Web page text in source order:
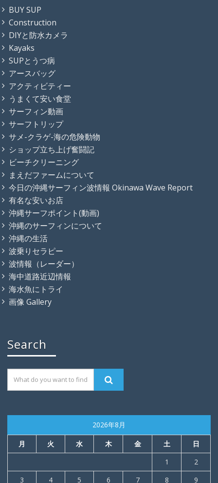
BUY SUP
Construction
DIYと防水カメラ
Kayaks
SUPとうつ病
アースバッグ
アクティビティー
うまくて安い食堂
サーフィン動画
サーフトリップ
サメ-クラゲ-海の危険動物
ショップ立ち上げ奮闘記
ビーチクリーニング
まえだファームについて
今日の沖縄サーフィン波情報 Okinawa Wave Report
有名な安いお店
沖縄サーフポイント(動画)
沖縄のサーフィンについて
沖縄の生活
波乗りセラピー
波情報（レーダー）
海中道路近辺情報
海水魚にトライ
画像 Gallery
Search
2026年8月
月 火 水 木 金 土
日
1
2
3
4 5 6 7 8 9